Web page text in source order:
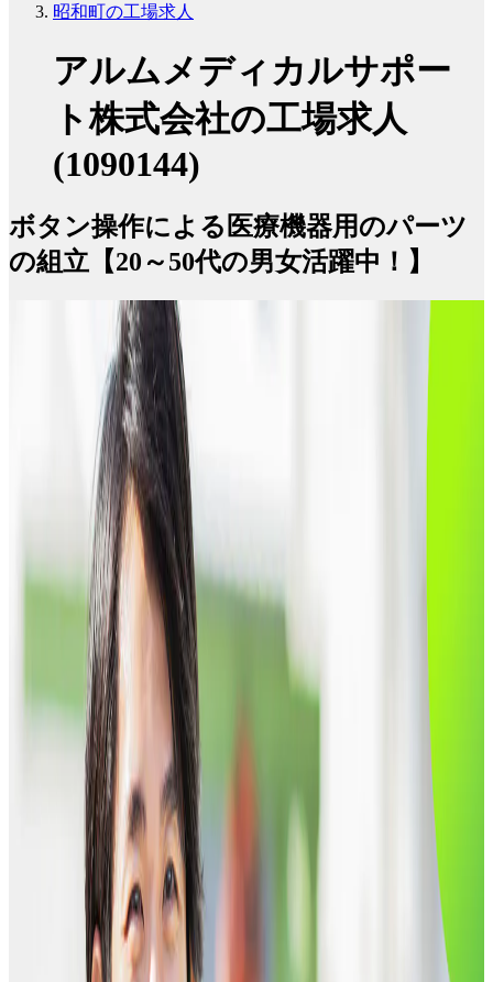
昭和町の工場求人
アルムメディカルサポー
ト株式会社の工場求人
(1090144)
ボタン操作による医療機器用のパーツ
の組立【20～50代の男女活躍中！】